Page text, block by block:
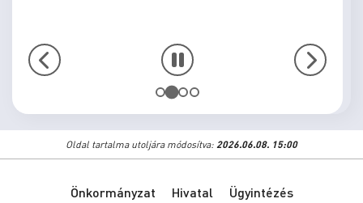
Oldal tartalma utoljára módosítva: 2026.06.08. 15:00
Önkormányzat Hivatal
Ügyintézés